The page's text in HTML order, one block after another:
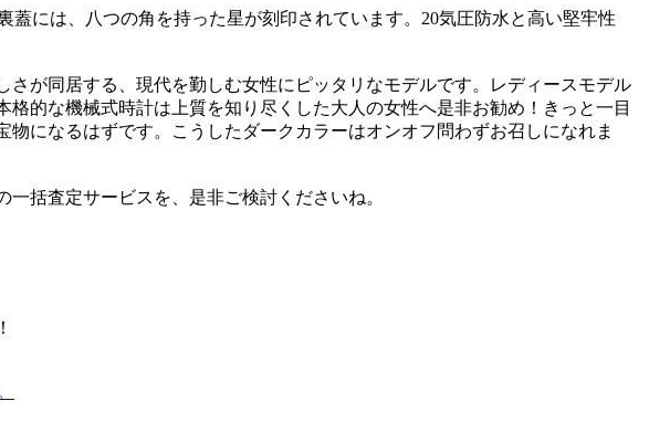
には、八つの角を持った星が刻印されています。20気圧防水と高い堅牢性
が同居する、現代を勤しむ女性にピッタリなモデルです。レディースモデル
的な機械式時計は上質を知り尽くした大人の女性へ是非お勧め！きっと一目
になるはずです。こうしたダークカラーはオンオフ問わずお召しになれま
括査定サービスを、是非ご検討くださいね。